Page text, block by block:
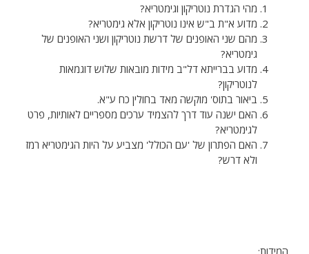
מהי הגדרת נוטריקון וגימטריא?
מדוע א"ת ב"ש אינו נוטריקון אלא גימטריא?
מהם שני האופנים של דרשת נוטריקון ושני האופנים של
גימטריא?
מדוע בברייתא דל"ב מידות מובאות שלוש דוגמאות
לנוטריקון?
ביאור בתוס' מוקשה מאד בחולין כח ע"א.
האם ישנה עוד דרך להצמיד ערכים מספריים לאותיות, פרט
לגימטריא?
האם הפתרון של 'עם הכולל' מצביע על היות הגימטריא רמז
ולא דרש?